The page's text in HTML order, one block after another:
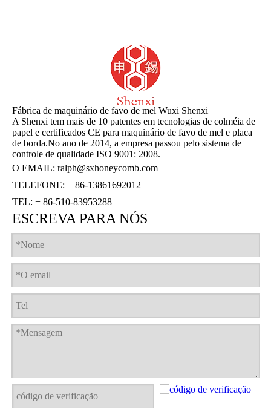
Fábrica de maquinário de favo de mel Wuxi Shenxi
A Shenxi tem mais de 10 patentes em tecnologias de colméia de
papel e certificados CE para maquinário de favo de mel e placa
de borda.No ano de 2014, a empresa passou pelo sistema de
controle de qualidade ISO 9001: 2008.
O EMAIL: ralph@sxhoneycomb.com
TELEFONE: + 86-13861692012
TEL: + 86-510-83953288
ESCREVA PARA NÓS